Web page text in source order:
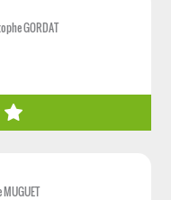
GORDAT
MUGUET